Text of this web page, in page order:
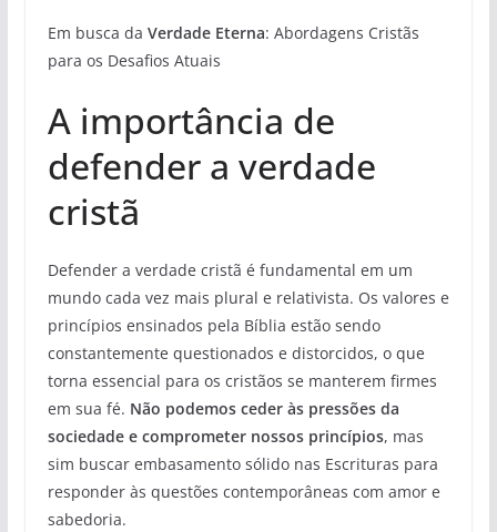
Em busca da Verdade Eterna: Abordagens Cristãs
para os Desafios Atuais
A importância de
defender a verdade
cristã
Defender a verdade cristã é fundamental em um
mundo cada vez mais plural e relativista. Os valores e
princípios ensinados pela Bíblia estão sendo
constantemente questionados e distorcidos, o que
torna essencial para os cristãos se manterem firmes
em sua fé. Não podemos ceder às pressões da
sociedade e comprometer nossos princípios, mas
sim buscar embasamento sólido nas Escrituras para
responder às questões contemporâneas com amor e
sabedoria.